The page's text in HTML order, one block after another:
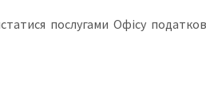
послугами Офісу